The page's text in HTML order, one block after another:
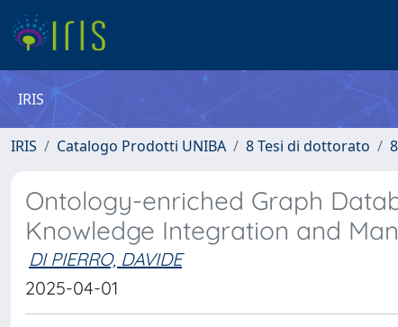
IRIS
IRIS Catalogo Prodotti UNIBA 8 Tesi di dottorato
Ontology-enriched Graph
Knowledge Integration and
DI PIERRO, DAVIDE
2025-04-01